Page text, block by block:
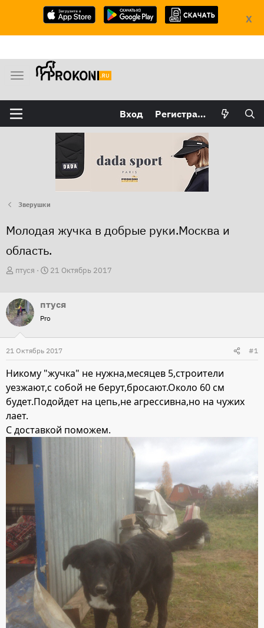
X
М
н
ю
Вход Регистрация
Зверушки
Молодая жучка в добрые руки.Москва и
область.
А
т
о
р
т
е
птуся
Д
а
а
ч
21 Октябрь 2017
птуся
Pro
21 Октябрь 2017 #1
Никому "жучка" не нужна,месяцев 5,строители
уезжают,с собой не берут,бросают.Около 60 см
будет.Подойдет на цепь,не агрессивна,но на чужих
лает.
С доставкой поможем.